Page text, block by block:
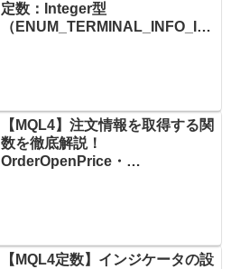
定数：Integer型
（ENUM_TERMINAL_INFO_IN
【MQL4】注文情報を取得する関
数を徹底解説！
OrderOpenPrice・
【MQL4定数】インジケータの設